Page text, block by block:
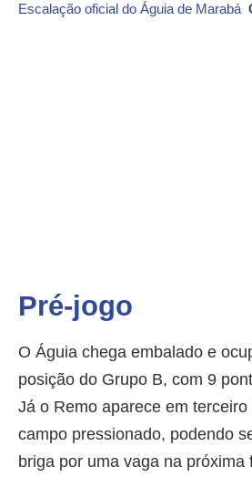
Escalação oficial do Águia de Marabá
Pré-jogo
O Águia chega embalado e
posição do Grupo B, com 9
Já o Remo aparece em
campo pressionado, podendo
briga por uma vaga na próxima